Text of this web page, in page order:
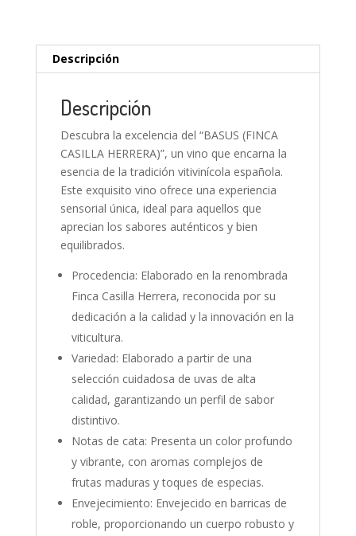
Descripción
Descripción
Descubra la excelencia del “BASUS (FINCA
CASILLA HERRERA)”, un vino que encarna la
esencia de la tradición vitivinícola española.
Este exquisito vino ofrece una experiencia
sensorial única, ideal para aquellos que
aprecian los sabores auténticos y bien
equilibrados.
Procedencia: Elaborado en la renombrada
Finca Casilla Herrera, reconocida por su
dedicación a la calidad y la innovación en la
viticultura.
Variedad: Elaborado a partir de una
selección cuidadosa de uvas de alta
calidad, garantizando un perfil de sabor
distintivo.
Notas de cata: Presenta un color profundo
y vibrante, con aromas complejos de
frutas maduras y toques de especias.
Envejecimiento: Envejecido en barricas de
roble, proporcionando un cuerpo robusto y